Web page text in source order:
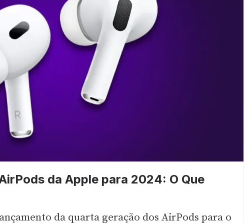
da Apple para 2024: O Que
da quarta geração dos AirPods para o